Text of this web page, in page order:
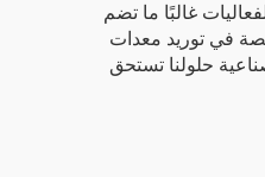
غالبًا ما تضم
في توريد معدات
حلولنا تستحق